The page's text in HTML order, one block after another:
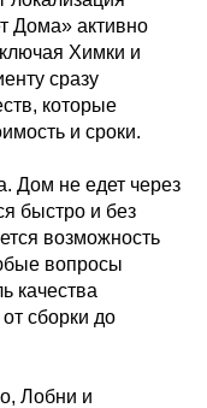
Дома» активно
Химки и
сразу
которые
и сроки.
Дом не едет через
быстро и без
возможность
вопросы
качества
сборки до
Лобни и